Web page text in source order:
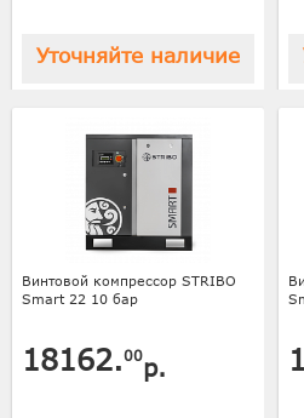
Уточняйте наличие
Винтовой компрессор STRIBO
Smart 22 10 бар
18162.00р.